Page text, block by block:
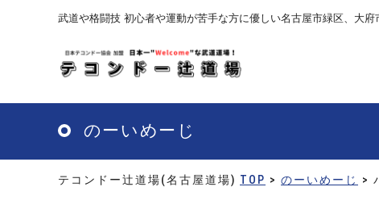
武道や格闘技 初心者や運動が苦手な方に優しい名古屋市緑区、大
のーいめーじ
テコンドー辻道場(名古屋道場) TOP > のーいめーじ >